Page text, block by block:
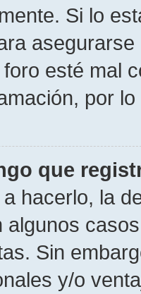
Si lo
esté mal
por
que
hacerlo, la
algunos
Sin
y/o